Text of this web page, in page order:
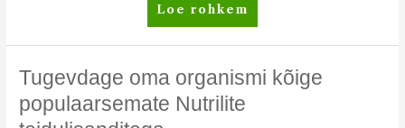
Keha
puhastamine
AMWAY
toodetega
Loe rohkem
Tugevdage oma organismi kõige
populaarsemate Nutrilite